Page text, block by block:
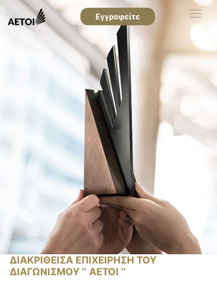
Εγγραφείτε
ΔΙΑΚΡΙΘΕΙΣΑ ΕΠΙΧΕΙΡΗΣΗ ΤΟΥ
ΔΙΑΓΩΝΙΣΜΟΥ ‘’ ΑΕΤΟΙ ‘’